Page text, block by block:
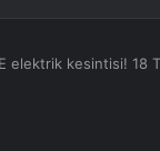
elektrik kesintisi!